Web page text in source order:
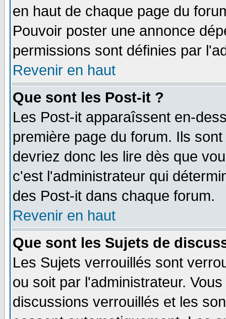
en haut de chaque page du
Pouvoir poster une annonce
permissions sont définies par
Revenir en haut
Que sont les Post-it ?
Les Post-it apparaîssent en-
première page du forum. Ils
devriez donc les lire dès que
c'est l'administrateur qui
des Post-it dans chaque forum.
Revenir en haut
Que sont les Sujets de
Les Sujets verrouillés sont
ou soit par l'administrateur.
discussions verrouillés et les